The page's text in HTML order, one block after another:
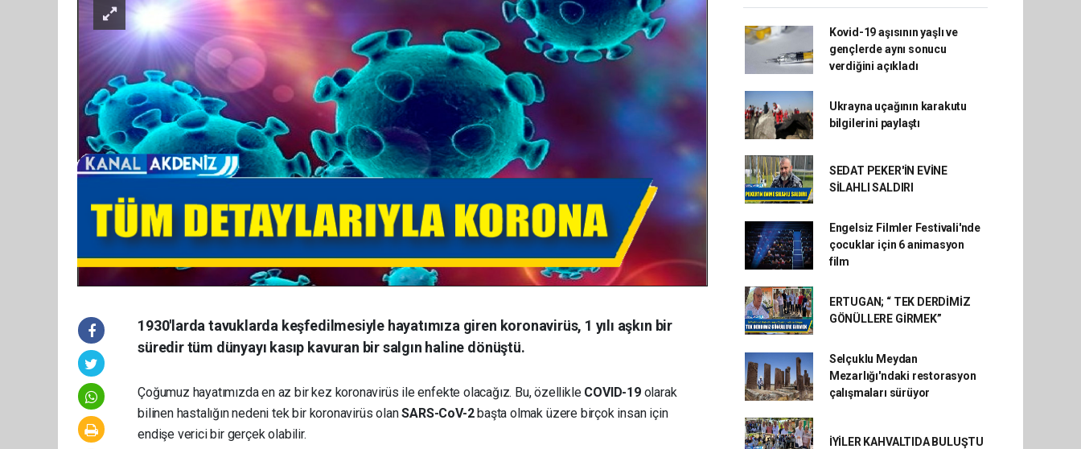
1930'larda tavuklarda keşfedilmesiyle hayatımıza giren koronavirüs, 1 yılı aşkın bir
süredir tüm dünyayı kasıp kavuran bir salgın haline dönüştü.
Çoğumuz hayatımızda en az bir kez koronavirüs ile enfekte olacağız. Bu, özellikle COVID-19olarak
bilinen hastalığın nedeni tek bir koronavirüs olanSARS-CoV-2başta olmak üzere birçok insan için
endişe verici bir gerçek olabilir.
Kovid-19 aşısının yaşlı ve
gençlerde aynı sonucu
verdiğini açıkladı
Ukrayna uçağının karakutu
bilgilerini paylaştı
SEDAT PEKER'İN EVİNE
SİLAHLI SALDIRI
Engelsiz Filmler Festivali'nde
çocuklar için 6 animasyon
film
ERTUGAN; “ TEK DERDİMİZ
GÖNÜLLERE GİRMEK”
Selçuklu Meydan
Mezarlığı'ndaki restorasyon
çalışmaları sürüyor
İYİLER KAHVALTIDA BULUŞTU